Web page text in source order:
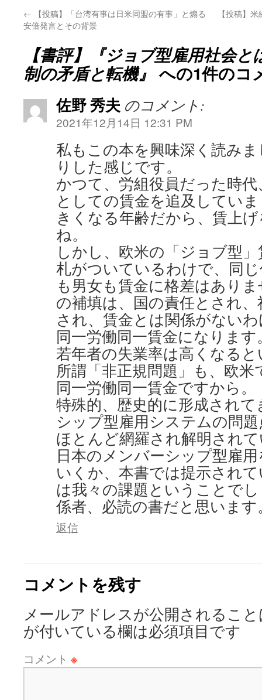
← 【投稿】「台湾有事は日米同盟の有事」と煽る
安倍発言とその背景
【投稿】
【書評】『ジョブ型雇用社会
制の矛盾と転機』 への1件のコ
佐野 秀夫 のコメント:
2021年12月14日 12:31 PM
私もこの本を興味深く読み
りした感じです。
かつて、労組役員だった時
としての賃金を追及してい
きくなる年齢だから、賃上
ね。
しかし、欧米の「ジョブ型
札がついているわけで、同
も男女も賃金に格差はあり
の補填は、国の責任とされ
され、賃金とは関係がない
同一労働同一賃金になりま
若年者の失業率は高くなる
所謂「非正規問題」も、欧
同一労働同一賃金ですから。
特殊的、歴史的に形成され
シップ型雇用システムの問
ほとんど網羅され解明され
日本のメンバーシップ型雇
いくか、本書では提示され
は我々の課題ということで
係者、必読の書だと思います
返信
コメントを残す
メールアドレスが公開されるこ
が付いている欄は必須項目です
コメント ※